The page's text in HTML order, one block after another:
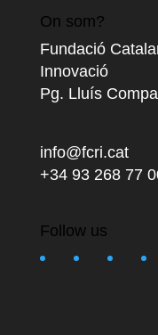
On som?
Fundació
Innovació
Pg. Lluís
info@fcri.cat
+34 93 268 77
Follow us